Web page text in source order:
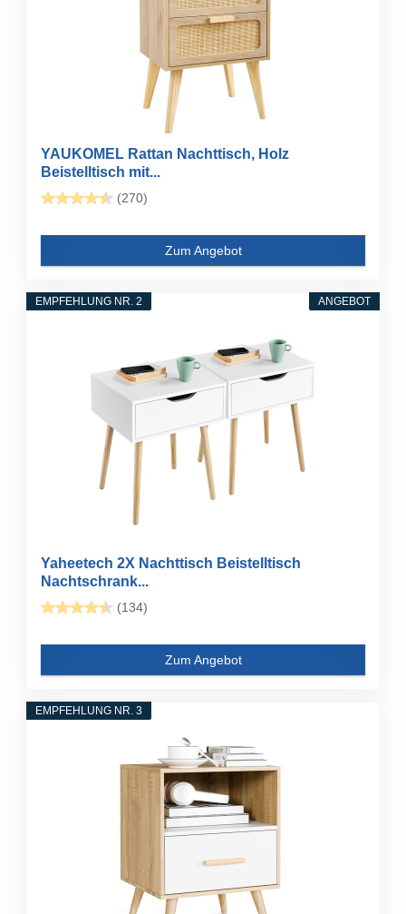
YAUKOMEL Rattan Nachttisch, Holz
Beistelltisch mit...
(270)
Zum Angebot
ANGEBOT
EMPFEHLUNG NR. 2
Yaheetech 2X Nachttisch Beistelltisch
Nachtschrank...
(134)
Zum Angebot
EMPFEHLUNG NR. 3